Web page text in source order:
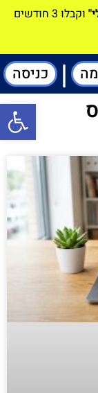
וקבלו 3 חודשים
| כניסה
פתח